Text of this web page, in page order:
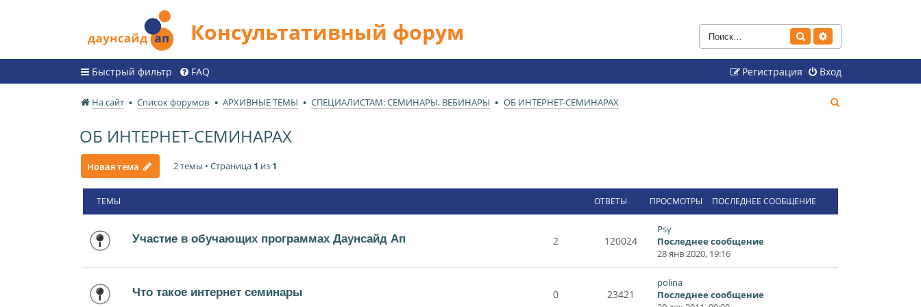
Консультативный форум Поиск
Быстрый фильтр FAQ Вход
Регистрация
На сайт Список форумов АРХИВНЫЕ ТЕМЫ СПЕЦИАЛИСТАМ: СЕМИНАРЫ, ВЕБИНАРЫ ОБ ИНТЕРНЕТ-СЕМИНАРАХ
ОБ ИНТЕРНЕТ-СЕМИНАРАХ
Новая тема 2 темы • Страница 1 из 1
ТЕМЫ ОТВЕТЫ ПРОСМОТРЫ ПОСЛЕДНЕЕ СООБЩЕНИЕ
Участие в обучающих программах Даунсайд Ап 2 120024
Psy
Последнее сообщение
28 янв 2020, 19:16
Что такое интернет семинары 0 23421
polina
Последнее сообщение